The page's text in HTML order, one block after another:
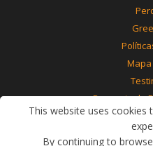
Renuncia de
This website uses cookies
By continuing to